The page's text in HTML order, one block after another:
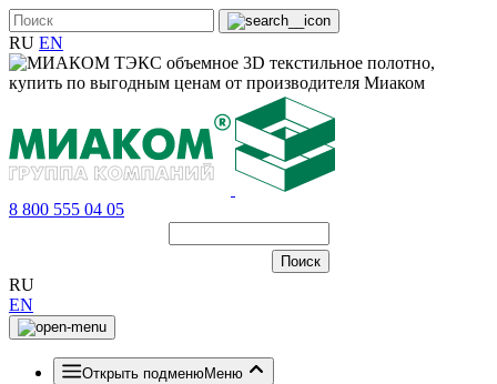
RU EN
8 800 555 04 05
RU
EN
Открыть подменюМеню